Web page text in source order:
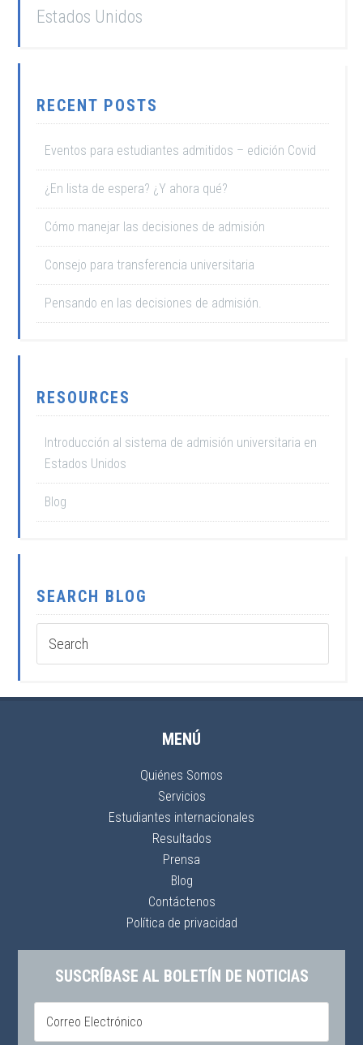
Estados Unidos
RECENT POSTS
Eventos para estudiantes admitidos – edición Covid
¿En lista de espera? ¿Y ahora qué?
Cómo manejar las decisiones de admisión
Consejo para transferencia universitaria
Pensando en las decisiones de admisión.
RESOURCES
Introducción al sistema de admisión universitaria en
Estados Unidos
Blog
SEARCH BLOG
MENÚ
Quiénes Somos
Servicios
Estudiantes internacionales
Resultados
Prensa
Blog
Contáctenos
Política de privacidad
SUSCRÍBASE AL BOLETÍN DE NOTICIAS